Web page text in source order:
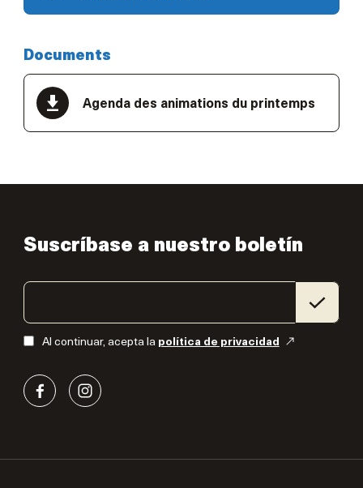
Documents
Agenda des animations du printemps
Suscríbase a nuestro boletín
Al continuar, acepta la política de privacidad